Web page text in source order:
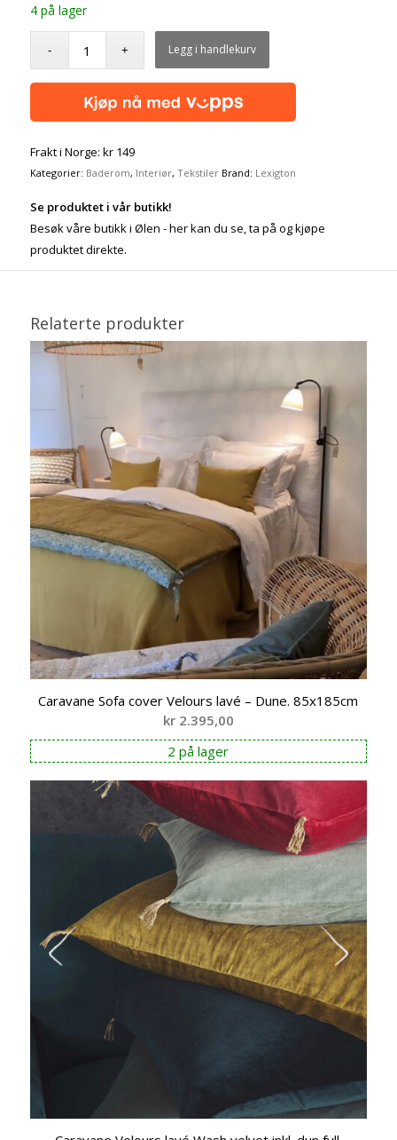
4 på lager
Legg i handlekurv
Frakt i Norge: kr 149
Kategorier: Baderom, Interiør, Tekstiler Brand: Lexigton
Se produktet i vår butikk!
Besøk våre butikk i Ølen - her kan du se, ta på og kjøpe
produktet direkte.
Relaterte produkter
Caravane Sofa cover Velours lavé – Dune. 85x185cm
kr2.395,00
2 på lager